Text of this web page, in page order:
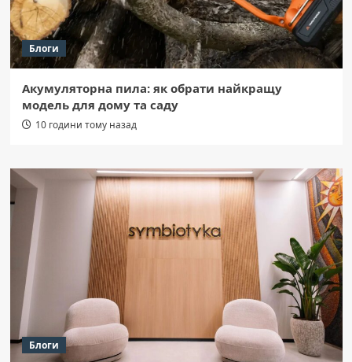
Блоги
Акумуляторна пила: як обрати найкращу
модель для дому та саду
10 години тому назад
Блоги